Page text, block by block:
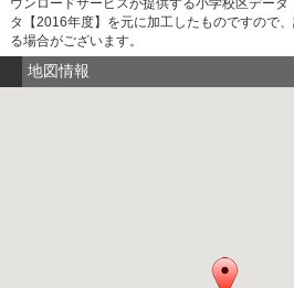
ウンロードサービスが提供する小学校区デー
タ【2016年度】を元に加工したものですので
る場合がございます。
地図情報